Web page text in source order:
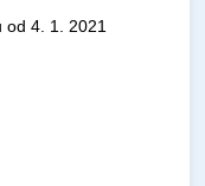
4. 1. 2021